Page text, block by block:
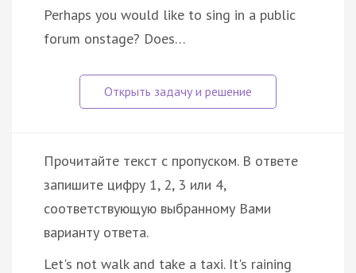
Perhaps you would like to sing in a public
forum onstage? Does…
Прочитайте текст с пропуском. В ответе
запишите цифру 1, 2, 3 или 4,
соответствующую выбранному Вами
варианту ответа.
Let's not walk and take a taxi. It's raining